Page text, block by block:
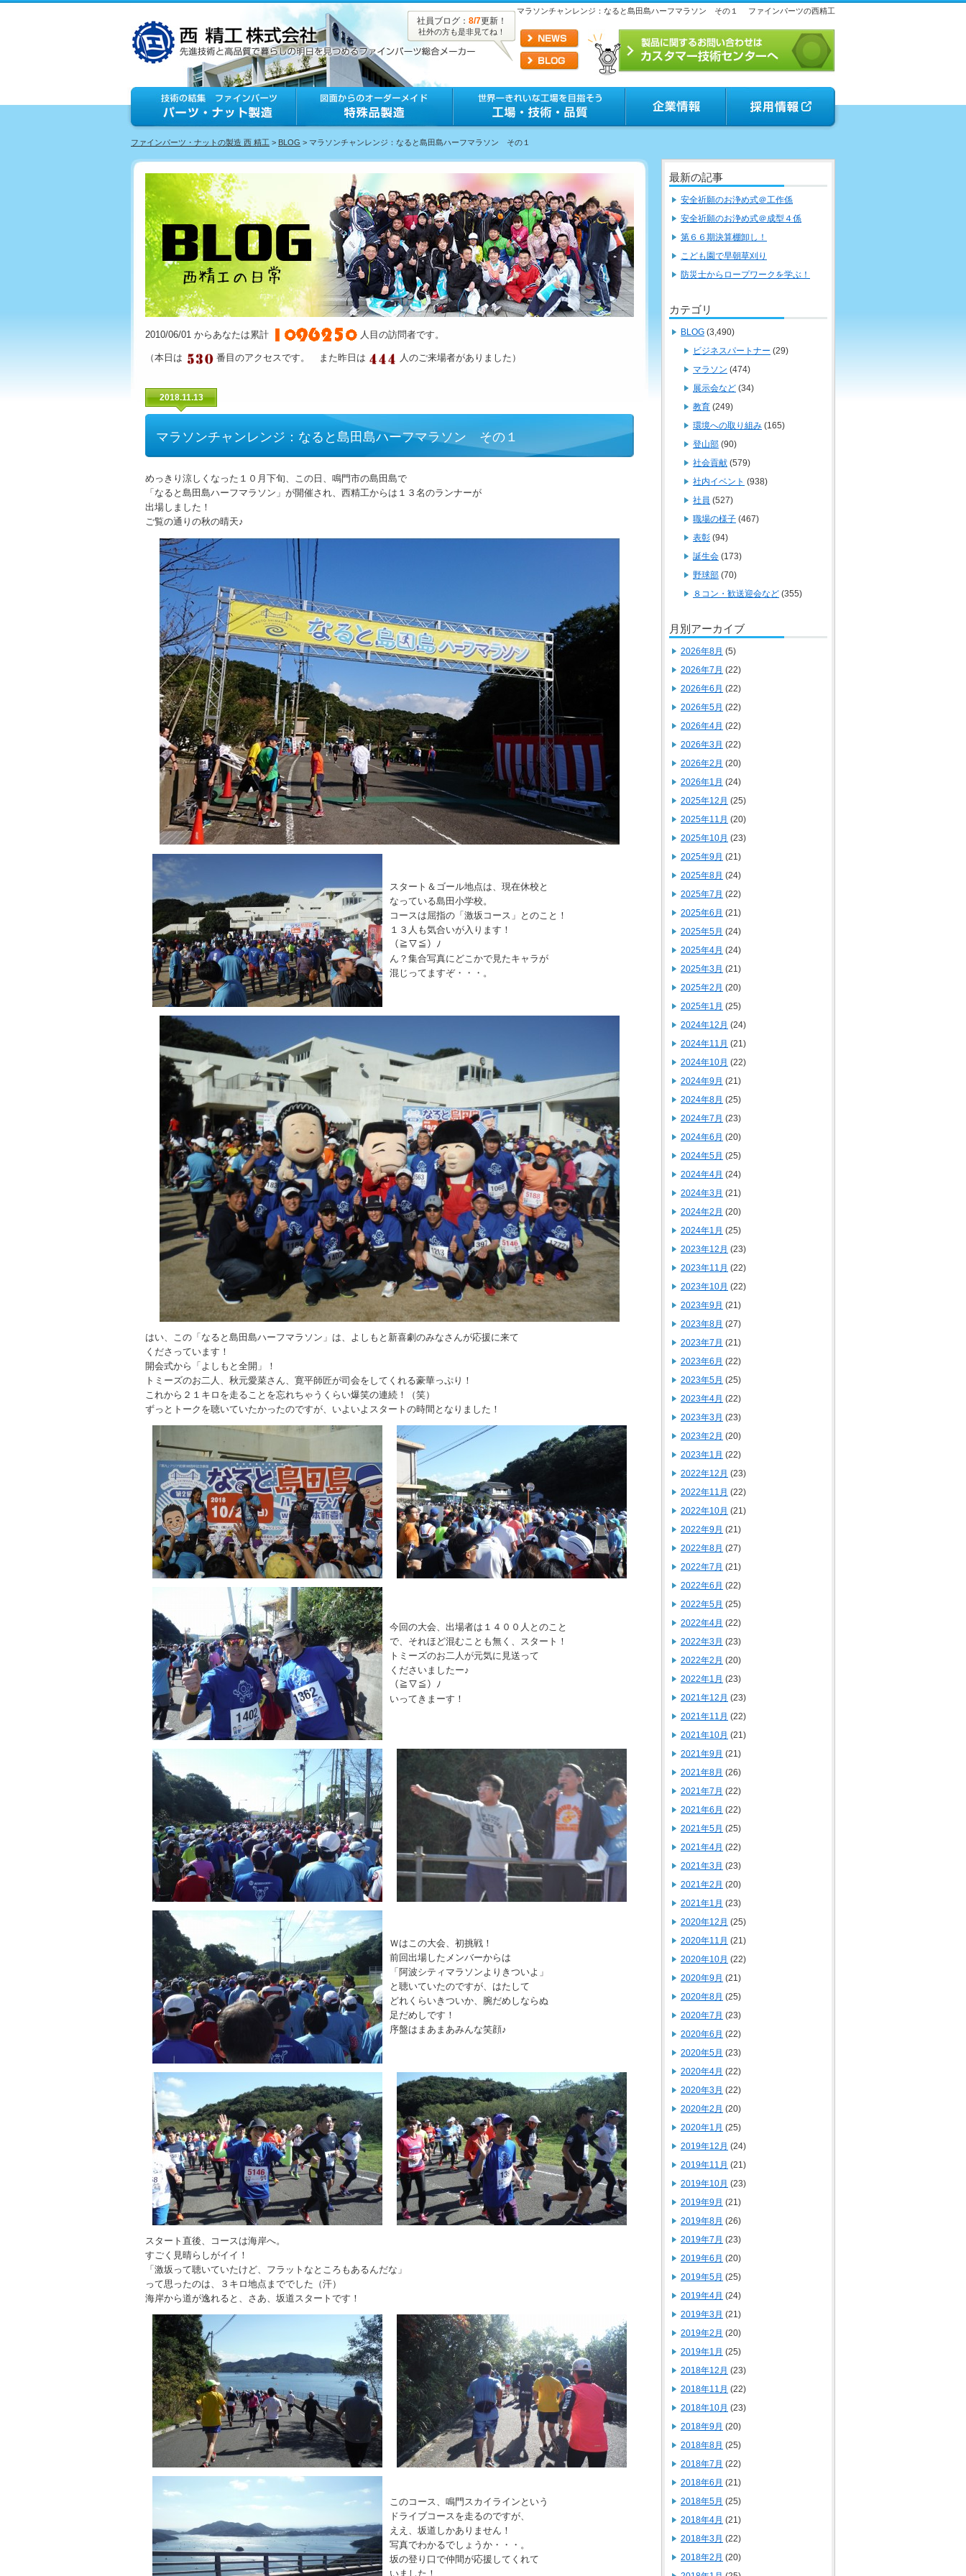
マラソンチャンレンジ：なると島田島ハーフマラソン その１ ファインパーツの西精工
社員ブログ： 8/7更新！
社外の方も是非見てね！
ファインパーツ・ナットの製造 西 精工 > BLOG > マラソンチャンレンジ：なると島田島ハーフマラソン その１
2010/06/01 からあなたは累計 人目の訪問者です。
（本日は 番目のアクセスです。 また昨日は 人のご来場者がありました）
2018.11.13
マラソンチャンレンジ：なると島田島ハーフマラソン その１
めっきり涼しくなった１０月下旬、この日、鳴門市の島田島で
「なると島田島ハーフマラソン」が開催され、西精工からは１３名のランナーが
出場しました！
ご覧の通りの秋の晴天♪
スタート＆ゴール地点は、現在休校と
なっている島田小学校。
コースは屈指の「激坂コース」とのこと！
１３人も気合いが入ります！
（≧▽≦）ﾉ
ん？集合写真にどこかで見たキャラが
混じってますぞ・・・。
はい、この「なると島田島ハーフマラソン」は、よしもと新喜劇のみなさんが応援に来て
くださっています！
開会式から「よしもと全開」！
トミーズのお二人、秋元愛菜さん、寛平師匠が司会をしてくれる豪華っぷり！
これから２１キロを走ることを忘れちゃうくらい爆笑の連続！（笑）
ずっとトークを聴いていたかったのですが、いよいよスタートの時間となりました！
今回の大会、出場者は１４００人とのこと
で、それほど混むことも無く、スタート！
トミーズのお二人が元気に見送って
くださいましたー♪
（≧▽≦）ﾉ
いってきまーす！
Ｗはこの大会、初挑戦！
前回出場したメンバーからは
「阿波シティマラソンよりきついよ」
と聴いていたのですが、はたして
どれくらいきついか、腕だめしならぬ
足だめしです！
序盤はまあまあみんな笑顔♪
スタート直後、コースは海岸へ。
すごく見晴らしがイイ！
「激坂って聴いていたけど、フラットなところもあるんだな」
って思ったのは、３キロ地点まででした（汗）
海岸から道が逸れると、さあ、坂道スタートです！
このコース、鳴門スカイラインという
ドライブコースを走るのですが、
ええ、坂道しかありません！
写真でわかるでしょうか・・・。
坂の登り口で仲間が応援してくれて
いました！
最新の記事
安全祈願のお浄め式＠工作係
安全祈願のお浄め式＠成型４係
第６６期決算棚卸し！
こども園で早朝草刈り
防災士からロープワークを学ぶ！
カテゴリ
BLOG (3,490)
ビジネスパートナー (29)
マラソン (474)
展示会など (34)
教育 (249)
環境への取り組み (165)
登山部 (90)
社会貢献 (579)
社内イベント (938)
社員 (527)
職場の様子 (467)
表彰 (94)
誕生会 (173)
野球部 (70)
８コン・歓送迎会など (355)
月別アーカイブ
2026年8月 (5)
2026年7月 (22)
2026年6月 (22)
2026年5月 (22)
2026年4月 (22)
2026年3月 (22)
2026年2月 (20)
2026年1月 (24)
2025年12月 (25)
2025年11月 (20)
2025年10月 (23)
2025年9月 (21)
2025年8月 (24)
2025年7月 (22)
2025年6月 (21)
2025年5月 (24)
2025年4月 (24)
2025年3月 (21)
2025年2月 (20)
2025年1月 (25)
2024年12月 (24)
2024年11月 (21)
2024年10月 (22)
2024年9月 (21)
2024年8月 (25)
2024年7月 (23)
2024年6月 (20)
2024年5月 (25)
2024年4月 (24)
2024年3月 (21)
2024年2月 (20)
2024年1月 (25)
2023年12月 (23)
2023年11月 (22)
2023年10月 (22)
2023年9月 (21)
2023年8月 (27)
2023年7月 (21)
2023年6月 (22)
2023年5月 (25)
2023年4月 (22)
2023年3月 (23)
2023年2月 (20)
2023年1月 (22)
2022年12月 (23)
2022年11月 (22)
2022年10月 (21)
2022年9月 (21)
2022年8月 (27)
2022年7月 (21)
2022年6月 (22)
2022年5月 (25)
2022年4月 (22)
2022年3月 (23)
2022年2月 (20)
2022年1月 (23)
2021年12月 (23)
2021年11月 (22)
2021年10月 (21)
2021年9月 (21)
2021年8月 (26)
2021年7月 (22)
2021年6月 (22)
2021年5月 (25)
2021年4月 (22)
2021年3月 (23)
2021年2月 (20)
2021年1月 (23)
2020年12月 (25)
2020年11月 (21)
2020年10月 (22)
2020年9月 (21)
2020年8月 (25)
2020年7月 (23)
2020年6月 (22)
2020年5月 (23)
2020年4月 (22)
2020年3月 (22)
2020年2月 (20)
2020年1月 (25)
2019年12月 (24)
2019年11月 (21)
2019年10月 (23)
2019年9月 (21)
2019年8月 (26)
2019年7月 (23)
2019年6月 (20)
2019年5月 (25)
2019年4月 (24)
2019年3月 (21)
2019年2月 (20)
2019年1月 (25)
2018年12月 (23)
2018年11月 (22)
2018年10月 (23)
2018年9月 (20)
2018年8月 (25)
2018年7月 (22)
2018年6月 (21)
2018年5月 (25)
2018年4月 (21)
2018年3月 (22)
2018年2月 (20)